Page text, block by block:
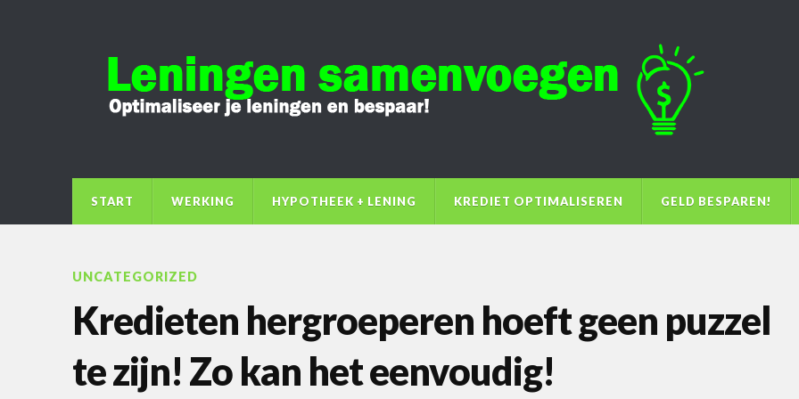
START WERKING HYPOTHEEK + LENING KREDIET OPTIMALISEREN GELD BESPAREN!
UNCATEGORIZED
Kredieten hergroeperen hoeft geen puzzel
te zijn! Zo kan het eenvoudig!